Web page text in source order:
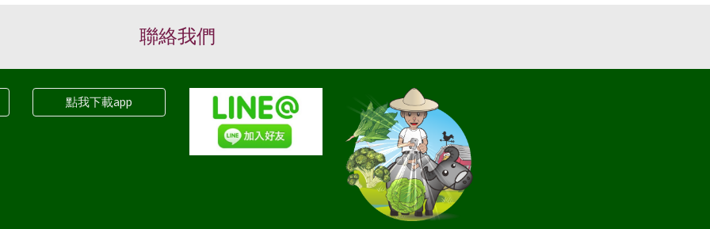
聯絡我們
點我下載app